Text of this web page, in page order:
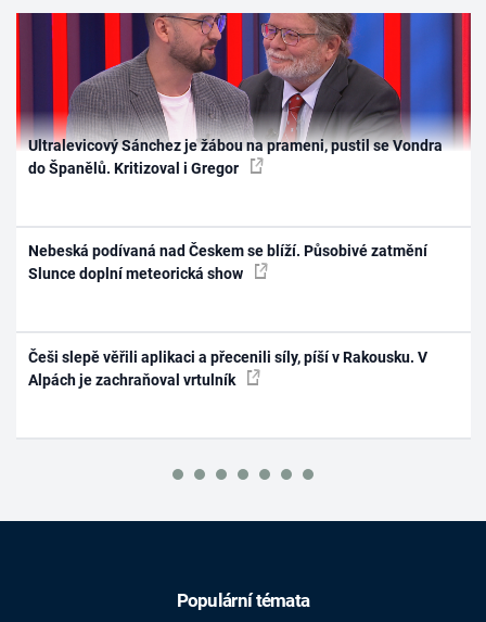
Ultralevicový Sánchez je žábou na prameni, pustil se Vondra
do Španělů. Kritizoval i Gregor
Nebeská podívaná nad Českem se blíží. Působivé zatmění
Slunce doplní meteorická show
Češi slepě věřili aplikaci a přecenili síly, píší v Rakousku. V
Alpách je zachraňoval vrtulník
Populární témata